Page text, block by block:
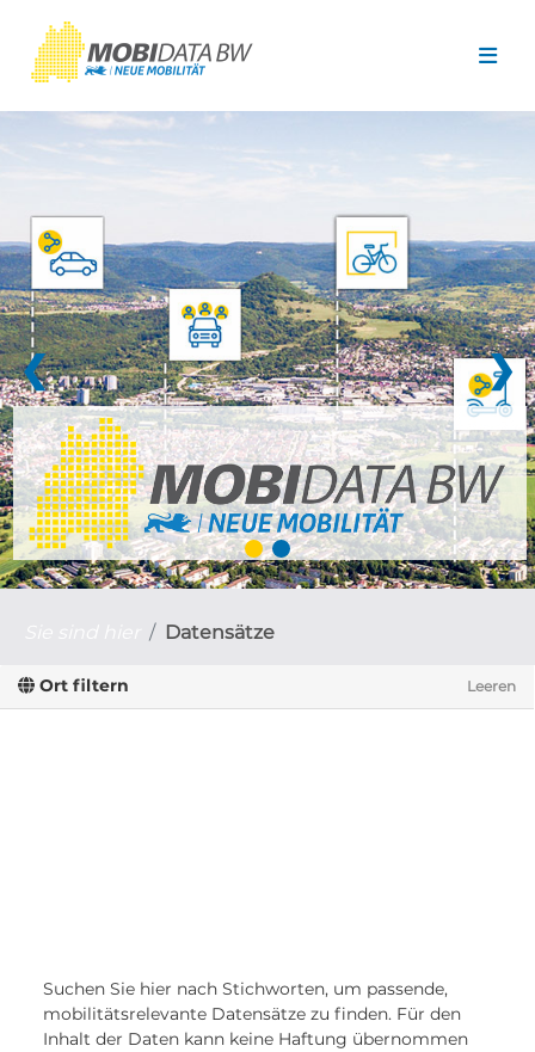
❮ ❯
Datensätze
Ort filtern Leeren
Suchen Sie hier nach Stichworten, um passende,
mobilitätsrelevante Datensätze zu finden. Für den
Inhalt der Daten kann keine Haftung übernommen